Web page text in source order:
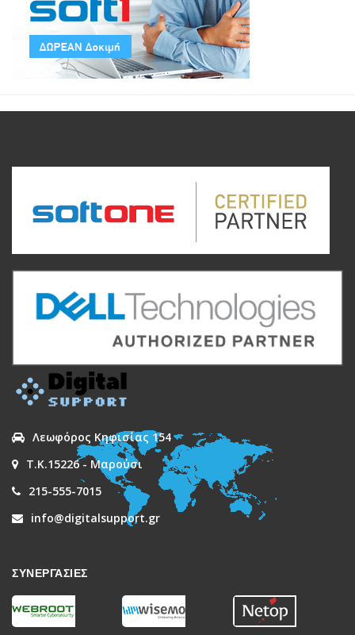
Λεωφόρος Κηφισίας 154
Τ.Κ.15226 - Μαρούσι
215-555-7015
info@digitalsupport.gr
ΣΥΝΕΡΓΑΣΙΕΣ